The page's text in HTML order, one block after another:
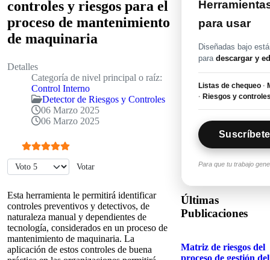
controles y riesgos para el
proceso de mantenimiento
de maquinaria
Detalles
Categoría de nivel principal o raíz:
Control Interno
Detector de Riesgos y Controles
06 Marzo 2025
06 Marzo 2025
Ratio:5/5
Por favor, vote
Esta herramienta le permitirá identificar
controles preventivos y detectivos, de
naturaleza manual y dependientes de
tecnología, considerados en un proceso de
mantenimiento de maquinaria. La
aplicación de estos controles de buena
para usar
Diseñadas bajo
paradescargar y
Listas de chequeo ·
· Riesgos y
Para que tu trabajo
Últimas
Publicaciones
Matriz de riesgos del
proceso de gestión del